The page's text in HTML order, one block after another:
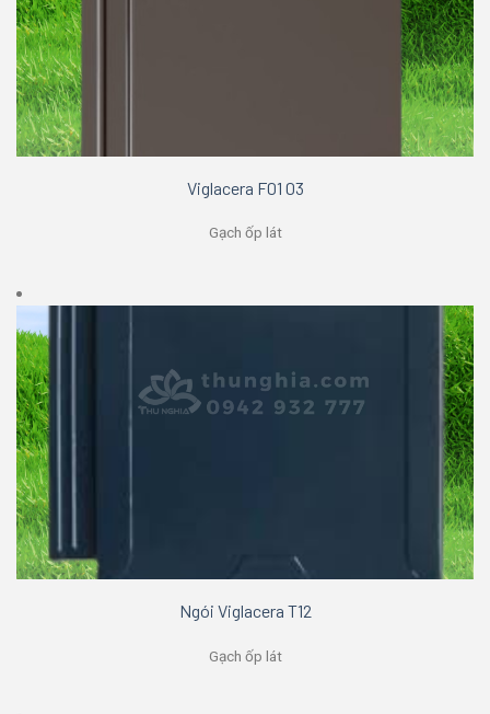
Viglacera F01 03
Gạch ốp lát
Ngói Viglacera T12
Gạch ốp lát